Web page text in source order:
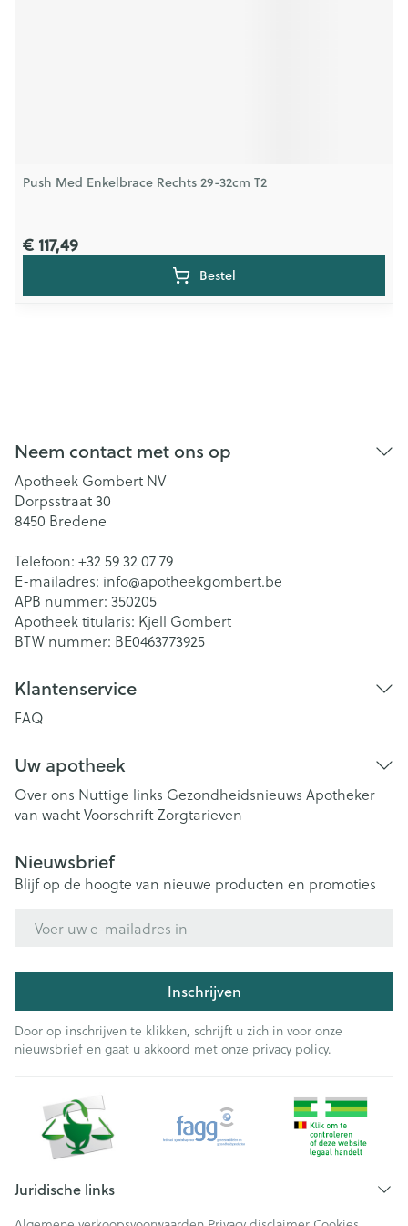
Push Med Enkelbrace Rechts 29-32cm T2
€ 117,49
Bestel
Neem contact met ons op
Apotheek Gombert NV
Dorpsstraat 30
8450 Bredene
Telefoon: +32 59 32 07 79
E-mailadres: info@apotheekgombert.be
APB nummer: 350205
Apotheek titularis: Kjell Gombert
BTW nummer: BE0463773925
Klantenservice
FAQ
Uw apotheek
Over ons Nuttige links Gezondheidsnieuws Apotheker
van wachtVoorschriftZorgtarieven
Nieuwsbrief
Blijf op de hoogte van nieuwe producten en promoties
Inschrijven
Door op inschrijven te klikken, schrijft u zich in voor onze
nieuwsbrief en gaat u akkoord met onze privacy policy.
Juridische links